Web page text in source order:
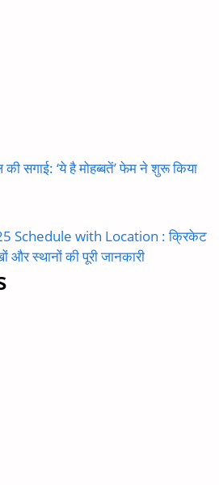
की सगाई: ‘ये है मोहब्बतें’ फेम ने शुरू किया
Schedule with Location : क्रिकेट
और स्थानों की पूरी जानकारी